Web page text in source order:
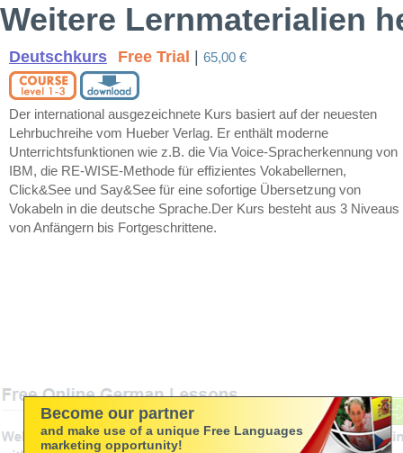
Weitere Lernmaterialien
Deutschkurs Free Trial 65,00 €
Der international ausgezeichnete Kurs basiert auf der neuesten
Lehrbuchreihe vom Hueber Verlag. Er enthält moderne
Unterrichtsfunktionen wie z.B. die Via Voice-Spracherkennung von
IBM, die RE-WISE-Methode für effizientes Vokabellernen,
Click&See und Say&See für eine sofortige Übersetzung von
Vokabeln in die deutsche Sprache.Der Kurs besteht aus 3 Niveaus
von Anfängern bis Fortgeschrittene.
Become our partner
and make use of a unique Free Languages
marketing opportunity!